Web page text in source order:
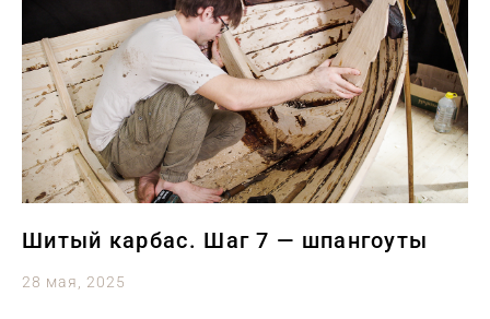
Шитый карбас. Шаг 7 — шпангоуты
28 мая, 2025